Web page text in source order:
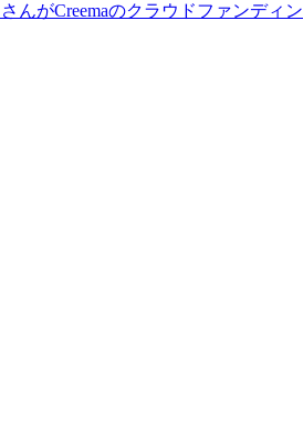
んがCreemaのクラウドファンディン